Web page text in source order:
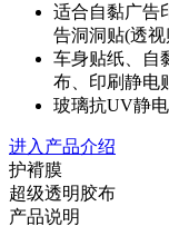
适合自黏广告
告洞洞贴(透视
车身贴纸、自
布、印刷静电
玻璃抗UV静
进入产品介绍
护褙膜
超级透明胶布
产品说明